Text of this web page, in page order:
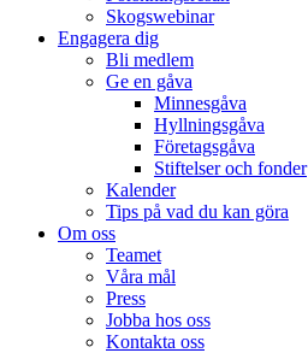
Skogswebinar
Engagera dig
Bli medlem
Ge en gåva
Minnesgåva
Hyllningsgåva
Företagsgåva
Stiftelser och fonder
Kalender
Tips på vad du kan göra
Om oss
Teamet
Våra mål​
Press
Jobba hos oss
Kontakta oss